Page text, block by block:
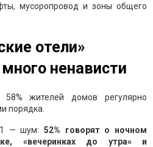
мусоропровод и зоны общего
отели»
ненависти
58% жителей домов регулярно
порядка.
— шум: 52% говорят о ночном
«вечеринках до утра» и